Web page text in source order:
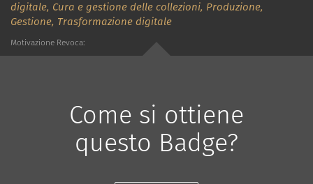
digitale, Cura e gestione delle collezioni, Produzione,
Gestione, Trasformazione digitale
Motivazione Revoca:
Come si ottiene
questo Badge?